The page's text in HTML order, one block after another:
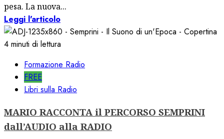
pesa. La nuova...
Leggi l'articolo
4 minuti di lettura
Formazione Radio
FREE
Libri sulla Radio
MARIO RACCONTA il PERCORSO SEMPRINI
dall’AUDIO alla RADIO